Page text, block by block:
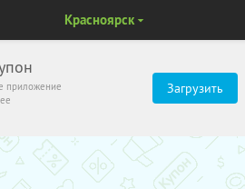
приложение
Загрузить
Красноярск